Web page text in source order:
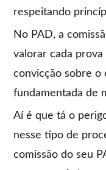
respeitando
No PAD, a
valorar cada
convicção sobre o
fundamentada de
Aí é que tá o
nesse tipo de
comissão do seu